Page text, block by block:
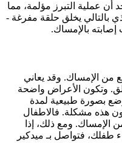
أن عملية التبرز مؤلمة، مما
بالتالي يخلق حلقة مفرغة -
بالإمساك.
من الإمساك. وقد يعاني
وتكون الأعراض واضحة
بصورة طبيعية لمدة
هذه مشكلة. فالاطفال
الإمساك. ومع ذلك، إذا
فتواصل بـ ميدكير